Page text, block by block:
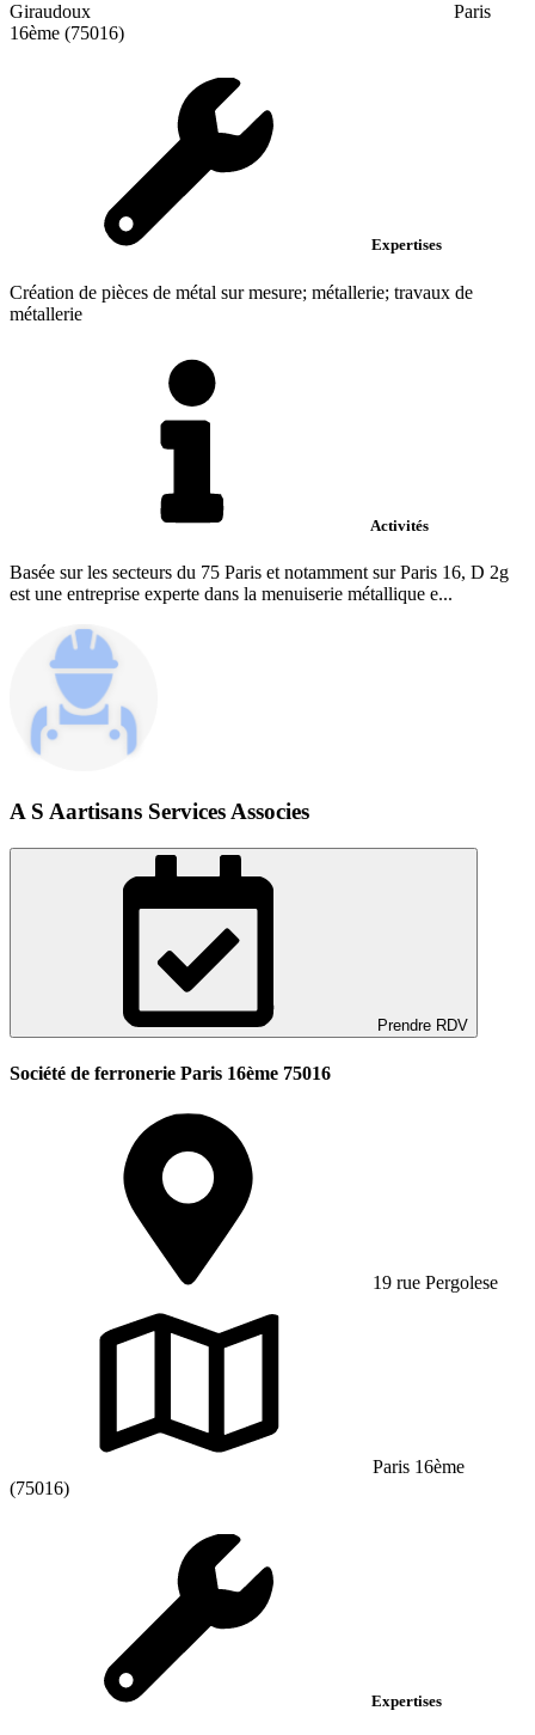
Giraudoux
Paris
16ème (75016)
Expertises
Création de pièces de métal sur mesure; métallerie; travaux de
métallerie
Activités
Basée sur les secteurs du 75 Paris et notamment sur Paris 16, D 2g
est une entreprise experte dans la menuiserie métallique e...
A S Aartisans Services Associes
Prendre RDV
Société de ferronerie Paris 16ème 75016
19 rue Pergolese
Paris 16ème
(75016)
Expertises